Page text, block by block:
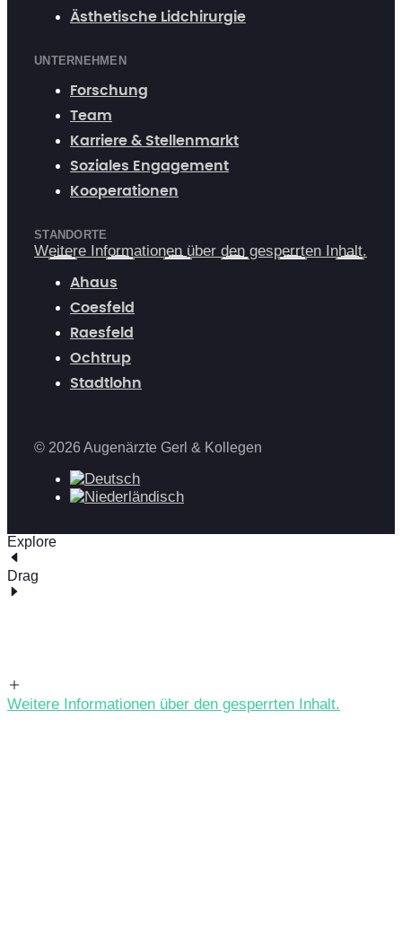
Ästhetische Lidchirurgie
UNTERNEHMEN
Forschung
Team
Karriere & Stellenmarkt
Soziales Engagement
Kooperationen
STANDORTE
Weitere Informationen über den gesperrten Inhalt.
Ahaus
Coesfeld
Raesfeld
Ochtrup
Stadtlohn
© 2026 Augenärzte Gerl & Kollegen
Explore
Drag
Weitere Informationen über den gesperrten Inhalt.